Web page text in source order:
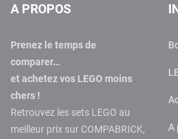
A PROPOS
Prenez le temps de
comparer…
et achetez vos LEGO moins
chers !
Retrouvez les sets LEGO au
meilleur prix sur COMPABRICK,
A